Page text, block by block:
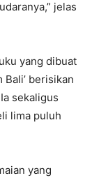
jelas
yang dibuat
Bali’ berisikan
sekaligus
lima puluh
yang